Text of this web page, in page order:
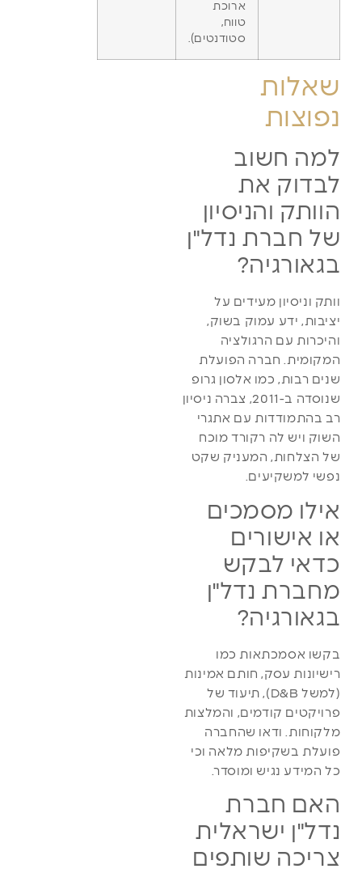
ארוכת
טווח,
סטודנטים).
שאלות
נפוצות
למה חשוב
לבדוק את
הוותק והניסיון
של חברת נדל"ן
בגאורגיה?
וותק וניסיון מעידים על
יציבות, ידע עמוק בשוק,
והיכרות עם הרגולציה
המקומית. חברה הפועלת
שנים רבות, כמו אלסון גרופ
שנוסדה ב-2011, צברה ניסיון
רב בהתמודדות עם אתגרי
השוק ויש לה רקורד מוכח
של הצלחות, המעניק שקט
נפשי למשקיעים.
אילו מסמכים
או אישורים
כדאי לבקש
מחברת נדל"ן
בגאורגיה?
בקשו אסמכתאות כמו
רישיונות עסק, חותם אמינות
(למשל D&B), תיעוד של
פרויקטים קודמים, והמלצות
מלקוחות. ודאו שהחברה
פועלת בשקיפות מלאה וכי
כל המידע נגיש ומוסדר.
האם חברת
נדל"ן ישראלית
צריכה שותפים